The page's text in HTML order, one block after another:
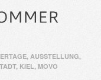
, AUSSTELLUNG,
, KIEL, MOVO